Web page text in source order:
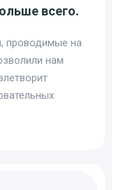
всего.
проводимые на
нам